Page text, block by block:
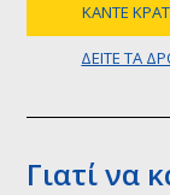
ΚΆΝΤΕ
ΔΕΊΤΕ ΤΑ
Γιατί να